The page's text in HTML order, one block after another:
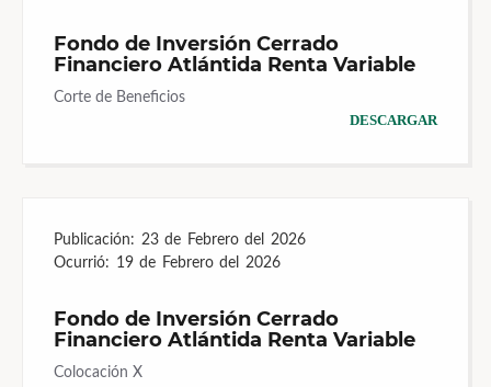
Fondo de Inversión Cerrado
Financiero Atlántida Renta Variable
Corte de Beneficios
DESCARGAR
Publicación: 23 de Febrero del 2026
Ocurrió: 19 de Febrero del 2026
Fondo de Inversión Cerrado
Financiero Atlántida Renta Variable
Colocación X